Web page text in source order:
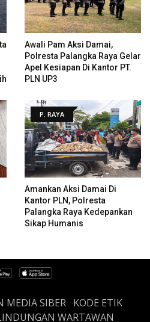
Awali Pam Aksi Damai,
Polresta Palangka Raya Gelar
Apel Kesiapan Di Kantor PT.
PLN UP3
P. RAYA
Amankan Aksi Damai Di
Kantor PLN, Polresta
Palangka Raya Kedepankan
Sikap Humanis
MEDIA SIBER
KODE ETIK
WARTAWAN